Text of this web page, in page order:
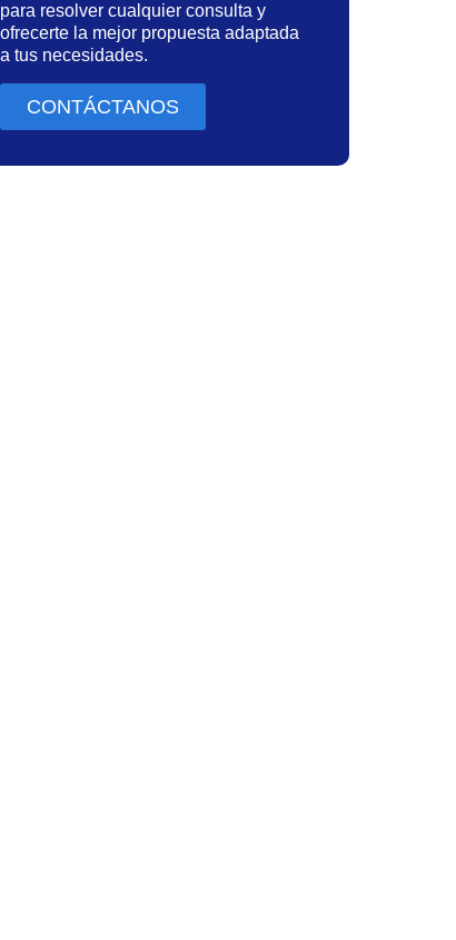
para resolver cualquier consulta y
ofrecerte la mejor propuesta adaptada
a tus necesidades.
CONTÁCTANOS